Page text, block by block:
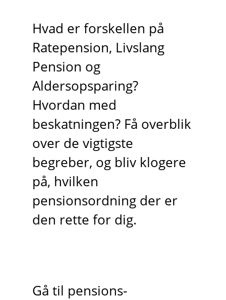
Hvad er forskellen på
Ratepension, Livslang
Pension og
Aldersopsparing?
Hvordan med
beskatningen? Få overblik
over de vigtigste
begreber, og bliv klogere
på, hvilken
pensionsordning der er
den rette for dig.
Gå til pensions-